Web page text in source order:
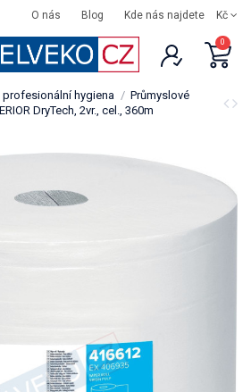
O nás Blog Kde nás najdete Kč
0
profesionální hygiena
Průmyslové
DryTech, 2vr., cel., 360m